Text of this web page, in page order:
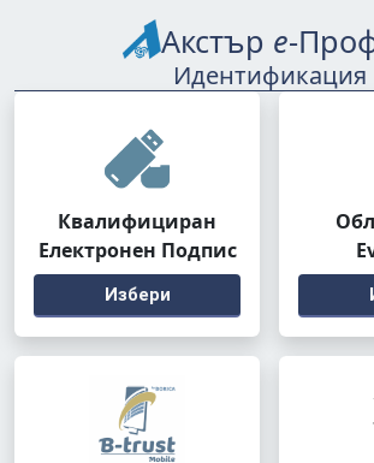
Акстър е-
Идентификация
Квалифициран
Електронен Подпис
Избери